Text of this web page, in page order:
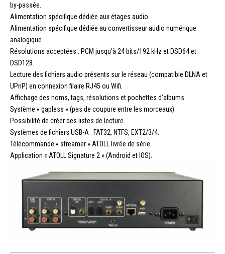
by-passée.
Alimentation spécifique dédiée aux étages audio.
Alimentation spécifique dédiée au convertisseur audio numérique
analogique.
Résolutions acceptées : PCM jusqu’à 24 bits/192 kHz et DSD64 et
DSD128.
Lecture des fichiers audio présents sur le réseau (compatible DLNA et
UPnP) en connexion filaire RJ45 ou Wifi.
Affichage des noms, tags, résolutions et pochettes d’albums.
Système « gapless » (pas de coupure entre les morceaux).
Possibilité de créer des listes de lecture.
Systèmes de fichiers USB-A : FAT32, NTFS, EXT2/3/4.
Télécommande « streamer » ATOLL livrée de série.
Application « ATOLL Signature 2 » (Android et IOS).